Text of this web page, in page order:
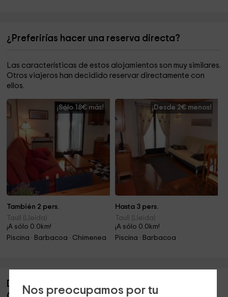
Nos preocupamos por tu
¿Preferirías hacer una reserva directa?
Las características de estos alojamientos son muy similares.
Otros viajeros han decidido reservar directamente con
ellos.
¡Sólo 18€ más!
También 2 pers.
Taull (Lleida)
¡A sólo 0.0km!
Piscina · Barbacoa · Chimenea
¡Desde 2€ menos!
Hasta 3 pers.
Taull (Lleida)
¡A sólo 0.0km!
Piscina · Barbacoa
Descripción de Apartamentos Pleta Bona-